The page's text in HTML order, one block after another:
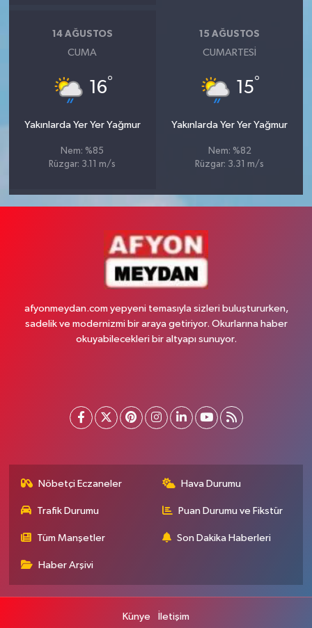
14 AĞUSTOS
CUMA
16°
Yakınlarda Yer Yer Yağmur
Nem: %85
Rüzgar: 3.11 m/s
15 AĞUSTOS
CUMARTESI
15°
Yakınlarda Yer Yer Yağmur
Nem: %82
Rüzgar: 3.31 m/s
afyonmeydan.com yepyeni temasıyla sizleri buluştururken,
sadelik ve modernizmi bir araya getiriyor. Okurlarına haber
okuyabilecekleri bir altyapı sunuyor.
Nöbetçi Eczaneler Hava Durumu
Trafik Durumu Puan Durumu ve Fikstür
Tüm Manşetler Son Dakika Haberleri
Haber Arşivi
Künye İletişim